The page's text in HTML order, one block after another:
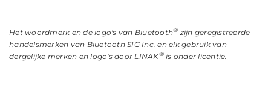
Het woordmerk en de logo's van Bluetooth® zijn geregistreerde
handelsmerken van Bluetooth SIG Inc. en elk gebruik van
dergelijke merken en logo's door LINAK® is onder licentie.